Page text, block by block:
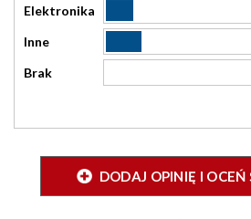
Elektronika
Inne
Brak
DODAJ OPINIĘ I